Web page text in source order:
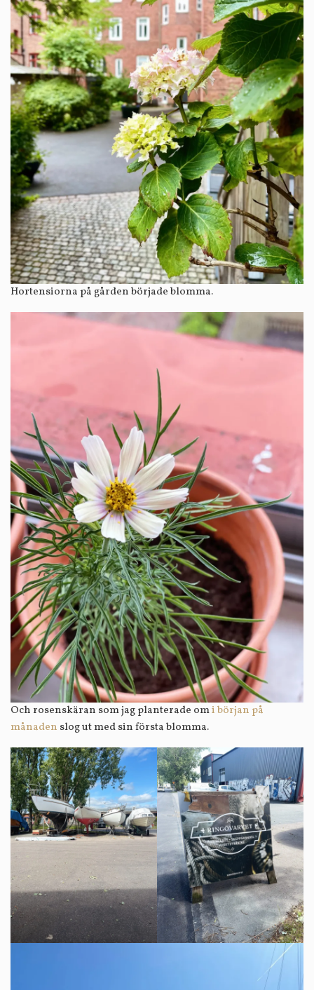
Hortensiorna på gården började blomma.
Och rosenskäran som jag planterade omi början på
månaden slog ut med sin första blomma.